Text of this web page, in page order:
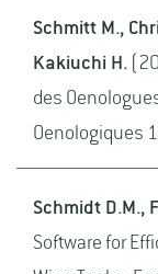
Schmitt M.,
Kakiuchi H.
des
Oenologiques
Schmidt D.M.,
Software for